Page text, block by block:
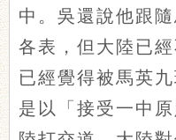
中。吳還說他跟
各表，但大陸已
已經覺得被馬英
是以「接受一中